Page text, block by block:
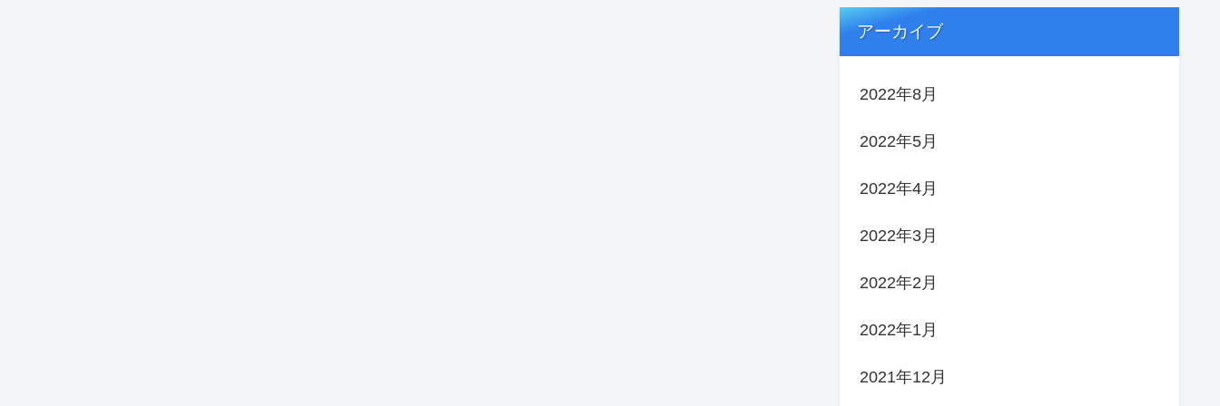
アーカイブ
2022年8月
2022年5月
2022年4月
2022年3月
2022年2月
2022年1月
2021年12月